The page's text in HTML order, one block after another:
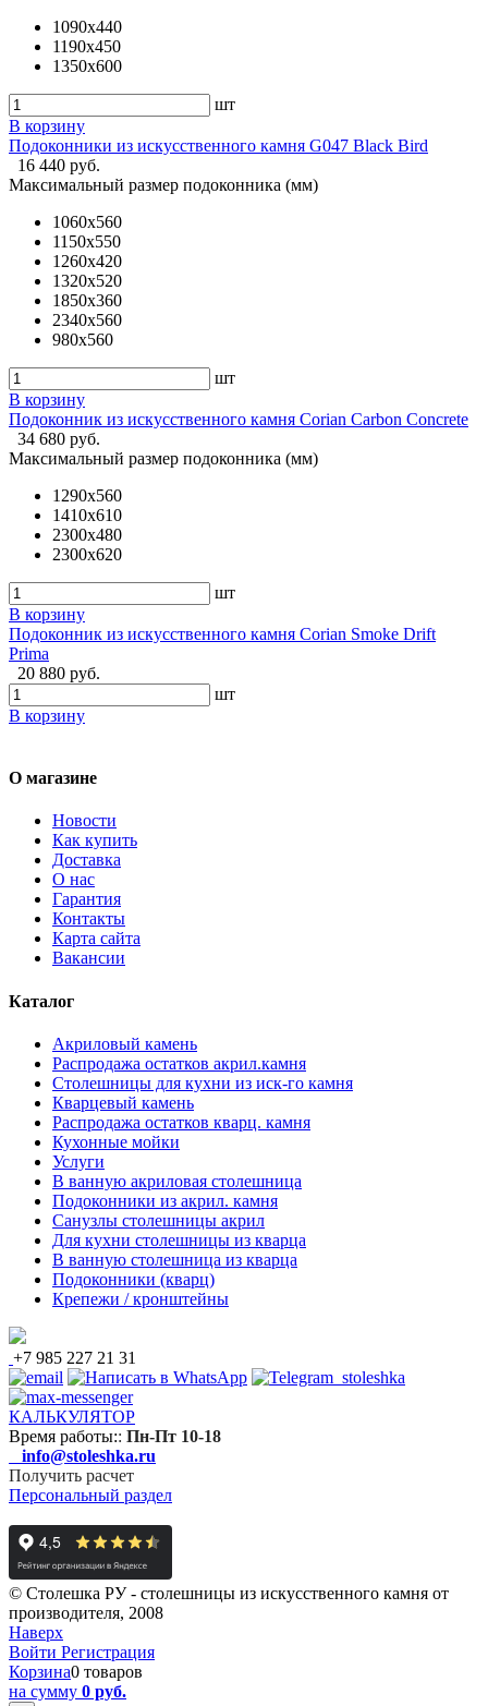
1090х440
1190х450
1350х600
шт
В корзину
Подоконники из искусственного камня G047 Black Bird
16 440 руб.
Максимальный размер подоконника (мм)
1060х560
1150х550
1260х420
1320х520
1850х360
2340х560
980х560
шт
В корзину
Подоконник из искусственного камня Corian Carbon Concrete
34 680 руб.
Максимальный размер подоконника (мм)
1290х560
1410х610
2300х480
2300х620
шт
В корзину
Подоконник из искусственного камня Corian Smoke Drift
Prima
20 880 руб.
шт
В корзину
О магазине
Новости
Как купить
Доставка
О нас
Гарантия
Контакты
Карта сайта
Вакансии
Каталог
Акриловый камень
Распродажа остатков акрил.камня
Столешницы для кухни из иск-го камня
Кварцевый камень
Распродажа остатков кварц. камня
Кухонные мойки
Услуги
В ванную акриловая столешница
Подоконники из акрил. камня
Санузлы столешницы акрил
Для кухни столешницы из кварца
В ванную столешница из кварца
Подоконники (кварц)
Крепежи / кронштейны
+7 985 227 21 31
КАЛЬКУЛЯТОР
Время работы:: Пн-Пт 10-18
info@stoleshka.ru
Получить расчет
Персональный раздел
© Столешка РУ - столешницы из искусственного камня от
производителя, 2008
Наверх
Войти Регистрация
Корзина0 товаров
на сумму 0 руб.